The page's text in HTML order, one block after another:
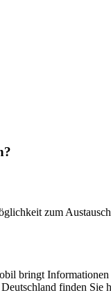
zum
bringt
finden Sie